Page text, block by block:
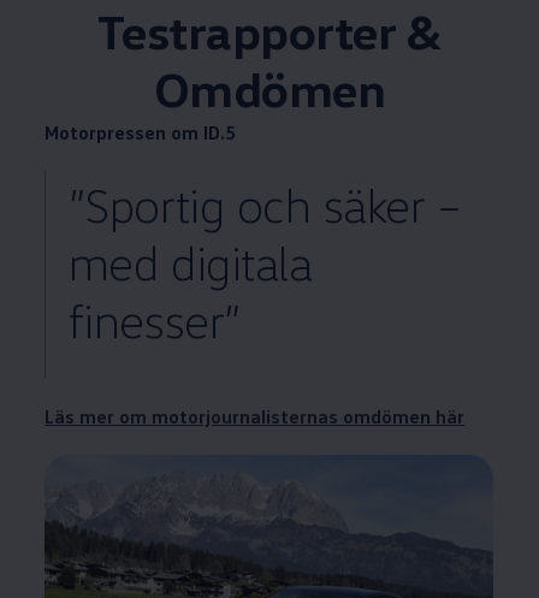
Testrapporter &
Omdömen
Motorpressen om ID.5
”Sportig och säker –
med digitala
finesser”
Läs mer om motorjournalisternas omdömen här